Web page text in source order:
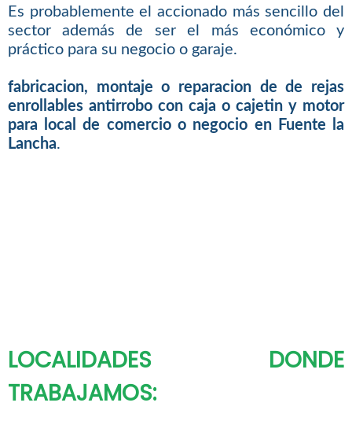
Es probablemente el accionado más sencillo del
sector además de ser el más económico y
práctico para su negocio o garaje.
fabricacion, montaje o reparacion de de rejas
enrollables antirrobo con caja o cajetin y motor
para local de comercio o negocio en Fuente la
Lancha.
LOCALIDADES DONDE
TRABAJAMOS: